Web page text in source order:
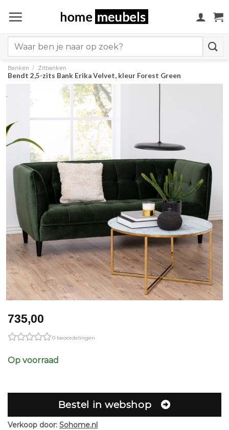
naar
for:
Banken / Zitbanken
Bendt 2,5-zits Bank Erika Velvet, kleur Forest Green
735,00
0 beoordelingen
Op voorraad
Bestel in webshop
Verkoop door: Sohome.nl